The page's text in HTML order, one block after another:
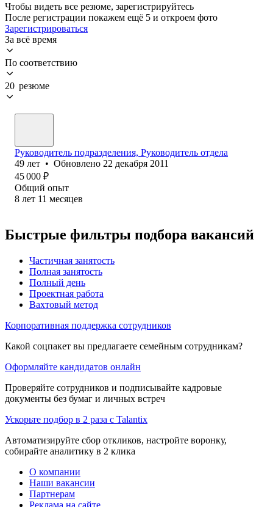
Чтобы видеть все резюме, зарегистрируйтесь
После регистрации покажем ещё 5 и откроем фото
Зарегистрироваться
За всё время
По соответствию
20 резюме
Руководитель подразделения, Руководитель отдела
49 лет • Обновлено 22 декабря 2011
45 000 ₽
Общий опыт
8 лет 11 месяцев
Быстрые фильтры подбора вакансий
Частичная занятость
Полная занятость
Полный день
Проектная работа
Вахтовый метод
Корпоративная поддержка сотрудников
Какой соцпакет вы предлагаете семейным сотрудникам?
Оформляйте кандидатов онлайн
Проверяйте сотрудников и подписывайте кадровые
документы без бумаг и личных встреч
Ускорьте подбор в 2 раза с Talantix
Автоматизируйте сбор откликов, настройте воронку,
собирайте аналитику в 2 клика
О компании
Наши вакансии
Партнерам
Реклама на сайте